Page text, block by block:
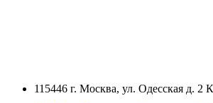
115446 г. Москва, ул. Одесская д. 2